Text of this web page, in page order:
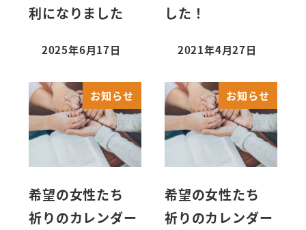
利になりました
2025年6月17日
した！
2021年4月27日
お知らせ
希望の女性たち
祈りのカレンダー
お知らせ
希望の女性たち
祈りのカレンダー